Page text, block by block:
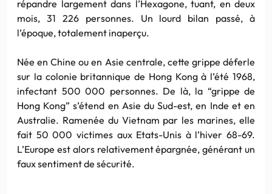
répandre largement dans l’Hexagone, tuant, en deux
mois, 31 226 personnes. Un lourd bilan passé, à
l’époque, totalement inaperçu.
Née en Chine ou en Asie centrale, cette grippe déferle
sur la colonie britannique de Hong Kong à l’été 1968,
infectant 500 000 personnes. De là, la “grippe de
Hong Kong” s’étend en Asie du Sud-est, en Inde et en
Australie. Ramenée du Vietnam par les marines, elle
fait 50 000 victimes aux Etats-Unis à l’hiver 68-69.
L’Europe est alors relativement épargnée, générant un
faux sentiment de sécurité.